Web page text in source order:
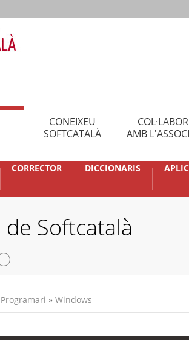
CONEIXEU
SOFTCATALÀ
AMB
CORRECTOR DICCIONARIS
Softcatalà
Programari » Windows